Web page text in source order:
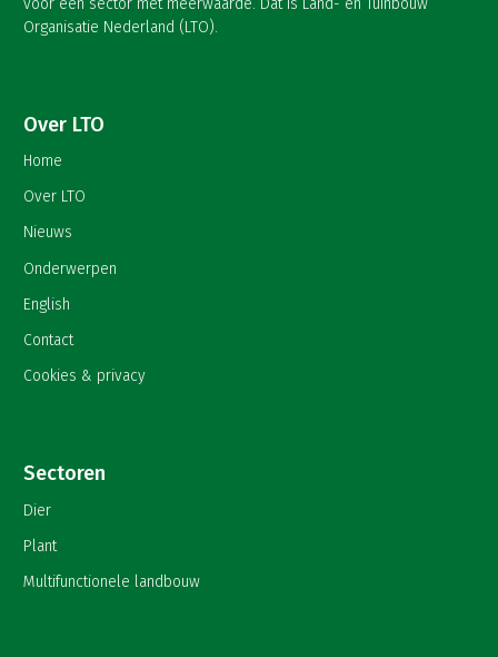
Organisatie Nederland (LTO).
Over LTO
Home
Over LTO
Nieuws
Onderwerpen
English
Contact
Cookies & privacy
Sectoren
Dier
Plant
Multifunctionele landbouw